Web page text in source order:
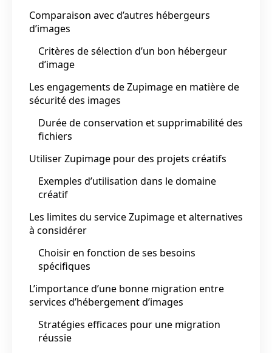
Comparaison avec d’autres hébergeurs
d’images
Critères de sélection d’un bon hébergeur
d’image
Les engagements de Zupimage en matière de
sécurité des images
Durée de conservation et supprimabilité des
fichiers
Utiliser Zupimage pour des projets créatifs
Exemples d’utilisation dans le domaine
créatif
Les limites du service Zupimage et alternatives
à considérer
Choisir en fonction de ses besoins
spécifiques
L’importance d’une bonne migration entre
services d’hébergement d’images
Stratégies efficaces pour une migration
réussie